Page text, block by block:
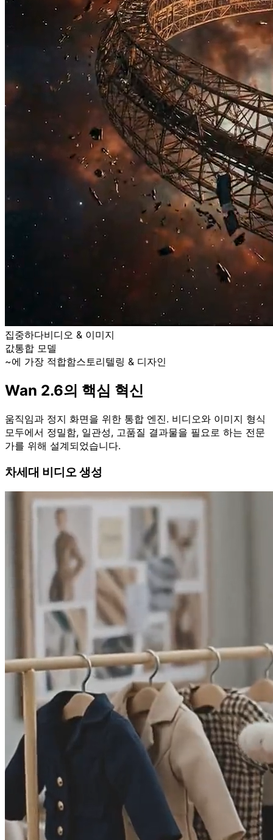
집중하다비디오 & 이미지
값통합 모델
~에 가장 적합함스토리텔링 & 디자인
Wan 2.6의 핵심 혁신
움직임과 정지 화면을 위한 통합 엔진. 비디오와 이미지 형식
모두에서 정밀함, 일관성, 고품질 결과물을 필요로 하는 전문
가를 위해 설계되었습니다.
차세대 비디오 생성